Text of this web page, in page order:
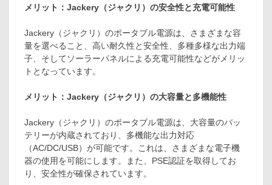
メリット：Jackery（ジャクリ）の安全性と充電可能性
Jackery（ジャクリ）のポータブル電源は、さまざまな容
量を選べること、高い耐久性と安全性、多種多様な出力端
子、そしてソーラーパネルによる充電可能性などがメリッ
トとなっています。
メリット：Jackery（ジャクリ）の大容量と多機能性
Jackery（ジャクリ）のポータブル電源は、大容量のバッ
テリーが内蔵されており、多機能な出力対応
（AC/DC/USB）が可能です。これは、さまざまな電子機
器の使用を可能にします。また、PSE認証を取得してお
り、安全性が確保されています。